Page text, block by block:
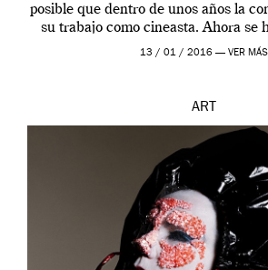
posible que dentro de unos años la
su trabajo como cineasta. Ahora se
contarnos una […]
13 / 01 / 2016 — VER MÁS
ART